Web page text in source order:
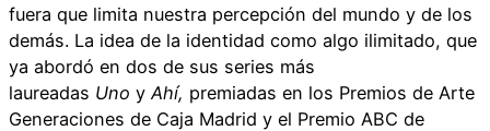
fuera que limita nuestra percepción del mundo y de los
demás. La idea de la identidad como algo ilimitado, que
ya abordó en dos de sus series más
laureadas Uno y Ahí, premiadas en los Premios de Arte
Generaciones de Caja Madrid y el Premio ABC de